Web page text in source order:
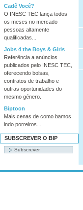
Cadê Você?
O INESC TEC lança todos
os meses no mercado
pessoas altamente
qualificadas...
Jobs 4 the Boys & Girls
Referência a anúncios
publicados pelo INESC TEC,
oferecendo bolsas,
contratos de trabalho e
outras oportunidades do
mesmo género.
Biptoon
Mais cenas de como bamos
indo porreiros...
SUBSCREVER O BIP